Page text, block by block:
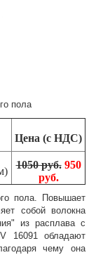
пола
Цена (с НДС)
1050 руб. 950
руб.
пола. Повышает
собой волокна
из расплава с
16091 обладают
чему она